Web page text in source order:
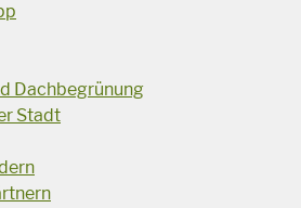
Dachbegrünung
Stadt